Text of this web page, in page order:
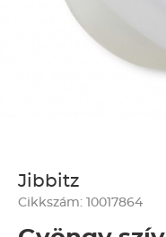
Jibbitz
Cikkszám: 10017864